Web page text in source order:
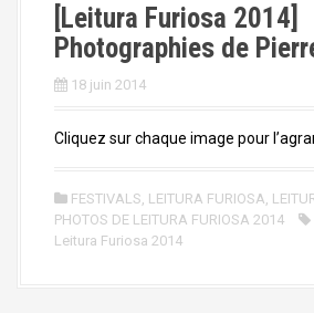
[Leitura Furiosa 2014]
Photographies de
18 juin 2014
Cliquez sur chaque image pour
FESTIVALS LEITURA FURIOSA
PHOTOS DE LEITURA FURIOSA 2014
Leitura Furiosa 2014